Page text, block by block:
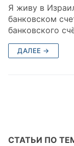
Я живу в
банковском
банковского
ДАЛЕЕ →
СТАТЬИ ПО